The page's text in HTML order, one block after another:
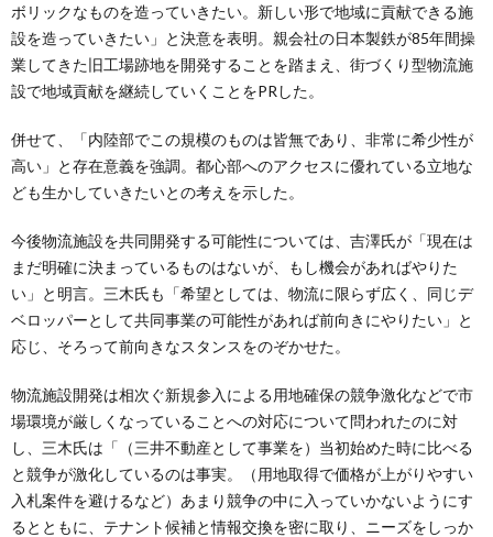
ボリックなものを造っていきたい。新しい形で地域に貢献できる施
設を造っていきたい」と決意を表明。親会社の日本製鉄が85年間操
業してきた旧工場跡地を開発することを踏まえ、街づくり型物流施
設で地域貢献を継続していくことをPRした。
併せて、「内陸部でこの規模のものは皆無であり、非常に希少性が
高い」と存在意義を強調。都心部へのアクセスに優れている立地な
ども生かしていきたいとの考えを示した。
今後物流施設を共同開発する可能性については、吉澤氏が「現在は
まだ明確に決まっているものはないが、もし機会があればやりた
い」と明言。三木氏も「希望としては、物流に限らず広く、同じデ
ベロッパーとして共同事業の可能性があれば前向きにやりたい」と
応じ、そろって前向きなスタンスをのぞかせた。
物流施設開発は相次ぐ新規参入による用地確保の競争激化などで市
場環境が厳しくなっていることへの対応について問われたのに対
し、三木氏は「（三井不動産として事業を）当初始めた時に比べる
と競争が激化しているのは事実。（用地取得で価格が上がりやすい
入札案件を避けるなど）あまり競争の中に入っていかないようにす
るとともに、テナント候補と情報交換を密に取り、ニーズをしっか